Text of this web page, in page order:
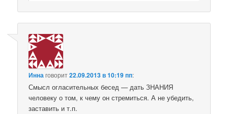
Иннаговорит22.09.2013 в 10:19 пп:
Смысл огласительных бесед — дать ЗНАНИЯ
человеку о том, к чему он стремиться. А не убедить,
заставить и т.п.